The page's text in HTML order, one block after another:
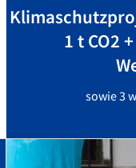
1 t CO2
sowie 3